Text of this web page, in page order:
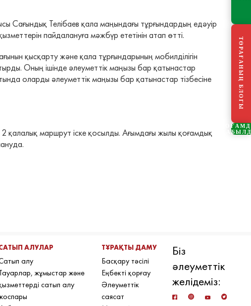
Сағындық Телібаев қала маңындағы тұрғындардың едәуір
пайдалануға мәжбүр ететінін атап өтті.
қысқарту және қала тұрғындарының мобилділігін
Оның ішінде әлеуметтік маңызы бар қатынастар
оларды әлеуметтік маңызы бар қатынастар тізбесіне
маршрут іске қосылды. Ағымдағы жылы қоғамдық
АЛУЛАР
алу
жұмыстар және
сатып алу
ТҰРАҚТЫ ДАМУ
Басқару тәсілі
Еңбекті қорғау
Әлеуметтік
саясат
Біз
әлеуметтік
желідеміз:
ТӨРАҒАНЫҢ БЛОГЫ